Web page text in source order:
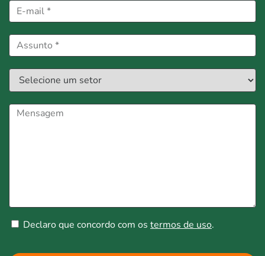
Declaro que concordo com os termos de uso.